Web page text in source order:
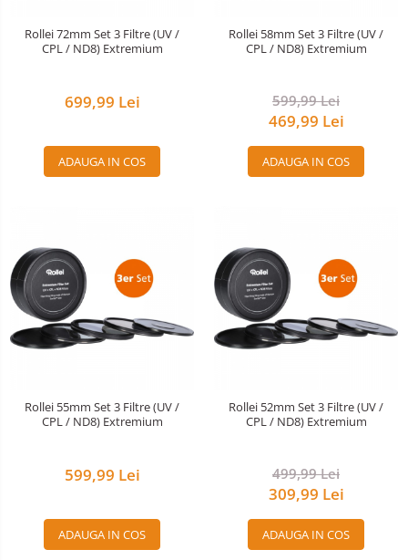
Rollei 72mm Set 3 Filtre (UV /
CPL / ND8) Extremium
699,99 Lei
ADAUGA IN COS
Rollei 58mm Set 3 Filtre (UV /
CPL / ND8) Extremium
599,99 Lei
469,99 Lei
ADAUGA IN COS
Rollei 55mm Set 3 Filtre (UV /
CPL / ND8) Extremium
599,99 Lei
ADAUGA IN COS
Rollei 52mm Set 3 Filtre (UV /
CPL / ND8) Extremium
499,99 Lei
309,99 Lei
ADAUGA IN COS